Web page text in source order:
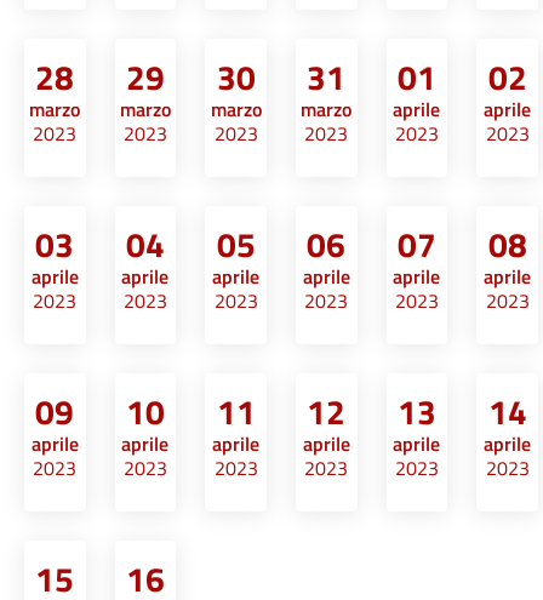
28
marzo
2023
29
marzo
2023
30
marzo
2023
31
marzo
2023
01
aprile
2023
02
aprile
2023
03
aprile
2023
04
aprile
2023
05
aprile
2023
06
aprile
2023
07
aprile
2023
08
aprile
2023
09
aprile
2023
10
aprile
2023
11
aprile
2023
12
aprile
2023
13
aprile
2023
14
aprile
2023
15 16